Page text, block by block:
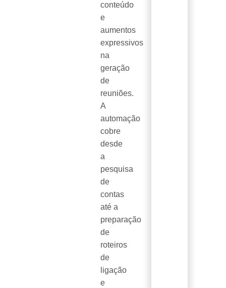
conteúdo
e
aumentos
expressivos
na
geração
de
reuniões.
A
automação
cobre
desde
a
pesquisa
de
contas
até a
preparação
de
roteiros
de
ligação
e